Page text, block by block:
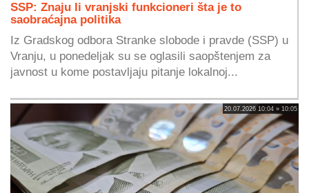
SSP: Znaju li vranjski funkcioneri šta je to
saobraćajna politika
Iz Gradskog odbora Stranke slobode i pravde (SSP) u
Vranju, u ponedeljak su se oglasili saopštenjem za
javnost u kome postavljaju pitanje lokalnoj...
20.07.2026 10:04 » 10:05